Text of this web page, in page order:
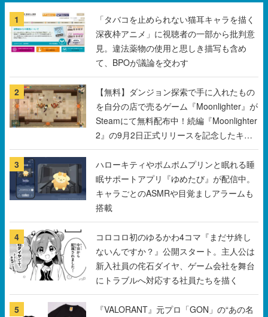
1
「タバコを止められない猫耳キャラを描く
深夜枠アニメ」に視聴者の一部から批判意
見。違法薬物の使用と思しき描写も含め
て、BPOが議論を交わす
2
【無料】ダンジョン探索で手に入れたもの
を自分の店で売るゲーム『Moonlighter』が
Steamにて無料配布中！続編『Moonlighter
2』の9月2日正式リリースを記念したキャ
ンペーン
3
ハローキティやポムポムプリンと眠れる睡
眠サポートアプリ『ゆめたび』が配信中。
キャラごとのASMRや目覚ましアラームも
搭載
4
コロコロ初のゆるかわ4コマ『まだサ終し
ないんですか？』公開スタート。主人公は
新入社員の侘石ダイヤ、ゲーム会社を舞台
にトラブルへ対応する社員たちを描く
5
『VALORANT』元プロ「GON」の“あの名